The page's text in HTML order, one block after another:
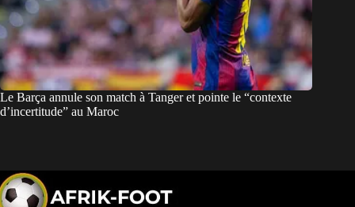
Le Barça annule son match à Tanger et pointe le “contexte
d’incertitude” au Maroc